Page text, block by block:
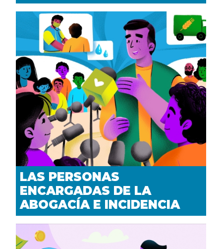
LAS PERSONAS
ENCARGADAS DE LA
ABOGACÍA E INCIDENCIA